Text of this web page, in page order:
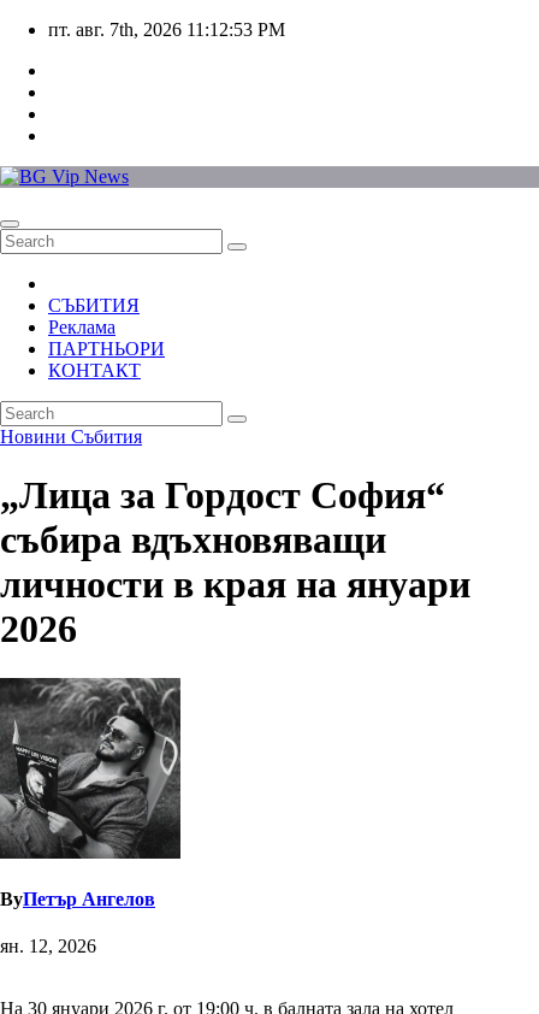
Skip
content
пт. авг. 7th, 2026 11:12:54 PM
СЪБИТИЯ
Реклама
ПАРТНЬОРИ
КОНТАКТ
Новини Събития
„Лица за Гордост София“
събира вдъхновяващи
личности в края на януари
2026
ByПетър Ангелов
ян. 12, 2026
На 30 януари 2026 г. от 19:00 ч. в балната зала на хотел